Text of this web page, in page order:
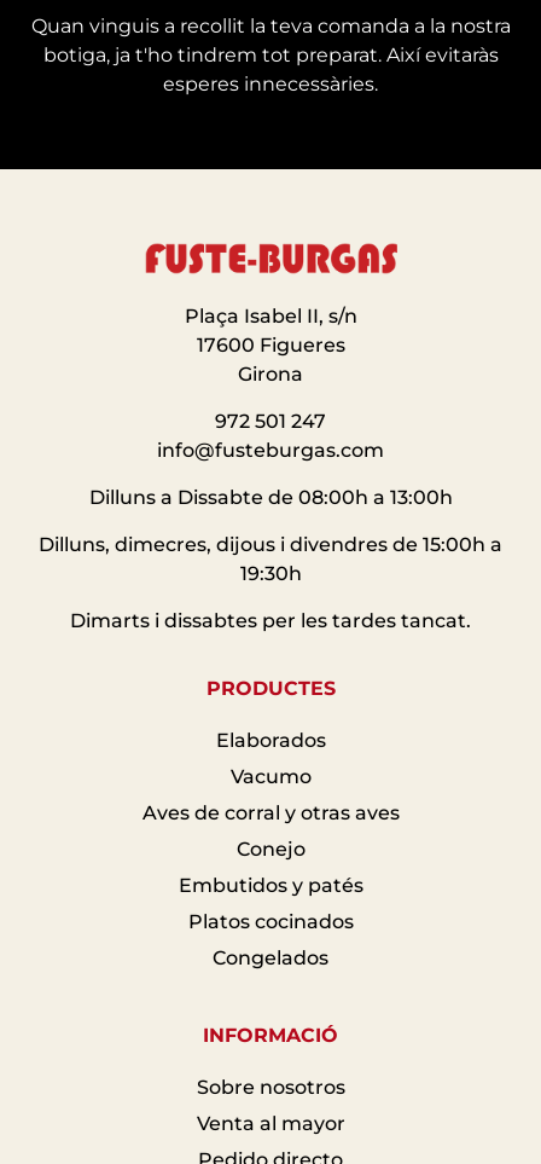
Quan vinguis a recollit la teva comanda a la nostra
botiga, ja t'ho tindrem tot preparat. Així evitaràs
esperes innecessàries.
Plaça Isabel II, s/n
17600 Figueres
Girona
972 501 247
info@fusteburgas.com
Dilluns a Dissabte de 08:00h a 13:00h
Dilluns, dimecres, dijous i divendres de 15:00h a
19:30h
Dimarts i dissabtes per les tardes tancat.
PRODUCTES
Elaborados
Vacumo
Aves de corral y otras aves
Conejo
Embutidos y patés
Platos cocinados
Congelados
INFORMACIÓ
Sobre nosotros
Venta al mayor